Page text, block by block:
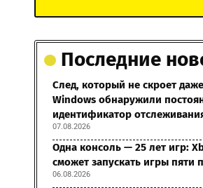
Последние
След, который не скроет
Windows обнаружили
идентификатор
07.08.2026
Одна консоль — 25 лет игр:
сможет запускать игры пяти
06.08.2026